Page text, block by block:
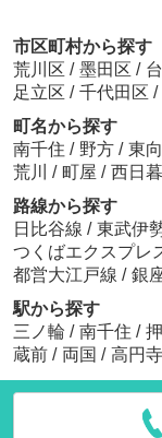
市区町村から探す
荒川区 / 墨田区 /
足立区 / 千代田区 /
町名から探す
南千住 / 野方 / 東
荒川 / 町屋 / 西日
路線から探す
日比谷線 / 東武伊
つくばエクスプレ
都営大江戸線 / 銀
駅から探す
三ノ輪 / 南千住 /
蔵前 / 両国 / 高円寺